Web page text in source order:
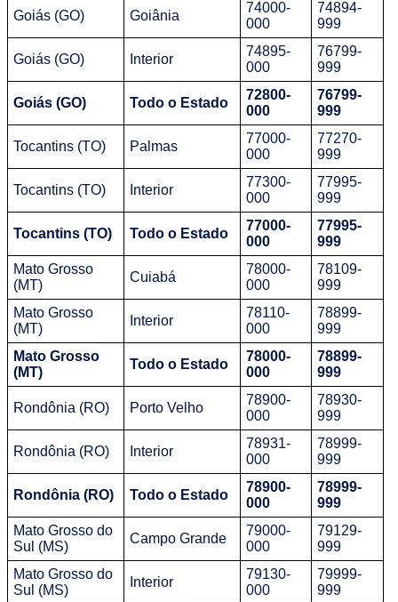
Goiás (GO) Goiânia
74000-
000
74894-
999
Goiás (GO) Interior
74895-
000
76799-
999
Goiás (GO) Todo o Estado
72800-
000
76799-
999
Tocantins (TO) Palmas
77000-
000
77270-
999
Tocantins (TO) Interior
77300-
000
77995-
999
Tocantins (TO) Todo o Estado
77000-
000
77995-
999
Mato Grosso
(MT)
Cuiabá
78000-
000
78109-
999
Mato Grosso
(MT)
Interior
78110-
000
78899-
999
Mato Grosso
(MT)
Todo o Estado
78000-
000
78899-
999
Rondônia (RO) Porto Velho
78900-
000
78930-
999
Rondônia (RO) Interior
78931-
000
78999-
999
Rondônia (RO) Todo o Estado
78900-
000
78999-
999
Mato Grosso do
Sul (MS)
Campo Grande
79000-
000
79129-
999
Mato Grosso do
Sul (MS)
Interior
79130-
000
79999-
999